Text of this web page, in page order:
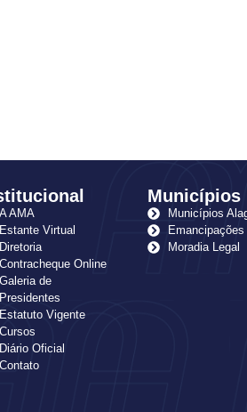
A AMA
Estante Virtual
Diretoria
Contracheque Online
Galeria de
Presidentes
Estatuto Vigente
Cursos
Diário Oficial
Contato
Municípios
Municípios
Emancipações
Moradia Legal